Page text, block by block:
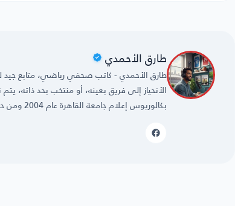
طارق الأحمدي
طارق الأحمدي - كاتب صحفي رياضي، متابع جيد
الأنحياز إلى فريق بعينه، أو منتخب بحد ذاته،
بكالوريوس إعلام جامعة القاهرة عام 2004 ومن حينها وأنا أمارس مهنتي بكل حُب وشغف.